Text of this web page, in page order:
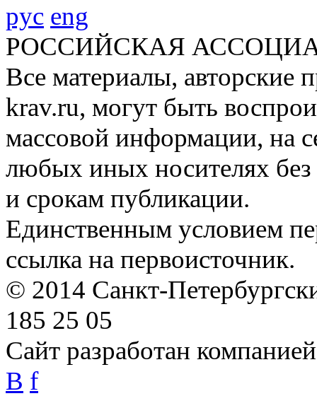
рус eng
РОССИЙСКАЯ
Все материалы, авторские
krav.ru, могут быть
массовой информации, на
любых иных носителях
и срокам публикации.
Единственным условием
ссылка на первоисточник.
© 2014 Санкт-
185 25 05
Сайт разработан
B f